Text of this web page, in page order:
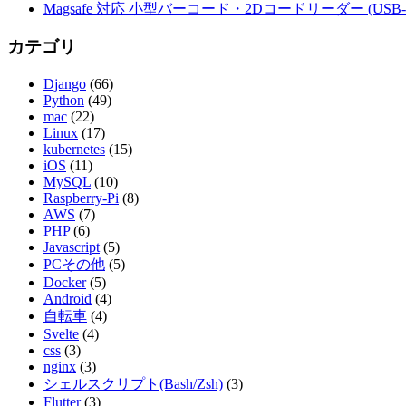
Magsafe 対応 小型バーコード・2Dコードリーダー
カテゴリ
Django (66)
Python (49)
mac (22)
Linux (17)
kubernetes (15)
iOS (11)
MySQL (10)
Raspberry-Pi (8)
AWS (7)
PHP (6)
Javascript (5)
PCその他 (5)
Docker (5)
Android (4)
自転車 (4)
Svelte (4)
css (3)
nginx (3)
シェルスクリプト(Bash/Zsh) (3)
Flutter (3)